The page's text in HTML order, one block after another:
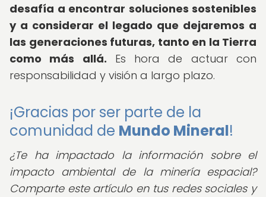
desafía a encontrar soluciones sostenibles
y a considerar el legado que dejaremos a
las generaciones futuras, tanto en la Tierra
como más allá. Es hora de actuar con
responsabilidad y visión a largo plazo.
¡Gracias por ser parte de la
comunidad de Mundo Mineral!
¿Te ha impactado la información sobre el
impacto ambiental de la minería espacial?
Comparte este artículo en tus redes sociales y